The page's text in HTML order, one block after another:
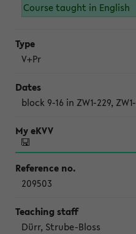
Course taught in English
V+Pr
block 9-16 in ZW1-229,
209503
Dürr, Strube-Bloss